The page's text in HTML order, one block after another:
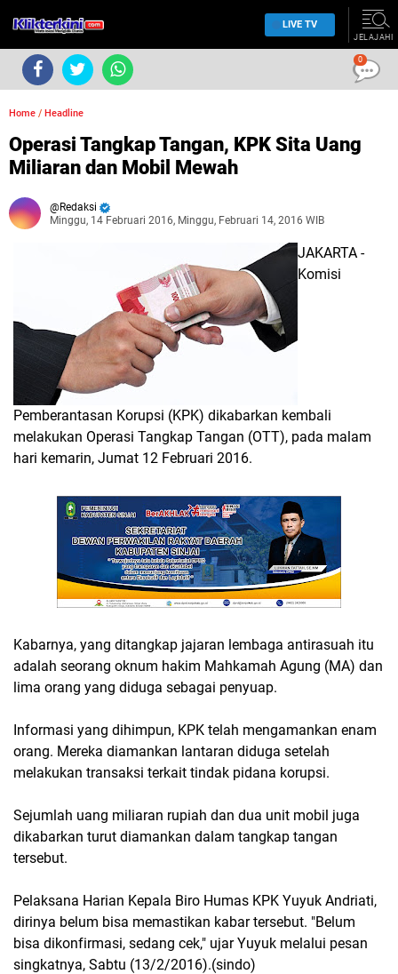
LIVE TV
JELAJAHI
Home / Headline
Operasi Tangkap Tangan, KPK Sita Uang
Miliaran dan Mobil Mewah
Redaksi
Minggu, 14 Februari 2016, Minggu, Februari 14, 2016 WIB
JAKARTA -
Komisi
Pemberantasan Korupsi (KPK) dikabarkan kembali
melakukan Operasi Tangkap Tangan (OTT), pada malam
hari kemarin, Jumat 12 Februari 2016.
Kabarnya, yang ditangkap jajaran lembaga antirasuah itu
adalah seorang oknum hakim Mahkamah Agung (MA) dan
lima orang yang diduga sebagai penyuap.
Informasi yang dihimpun, KPK telah mengamankan enam
orang. Mereka diamankan lantaran diduga setelah
melakukan transaksi terkait tindak pidana korupsi.
Sejumlah uang miliaran rupiah dan dua unit mobil juga
dikabarkan turut diamankan dalam tangkap tangan
tersebut.
Pelaksana Harian Kepala Biro Humas KPK Yuyuk Andriati,
dirinya belum bisa memastikan kabar tersebut. "Belum
bisa dikonfirmasi, sedang cek," ujar Yuyuk melalui pesan
singkatnya, Sabtu (13/2/2016).(sindo)
0